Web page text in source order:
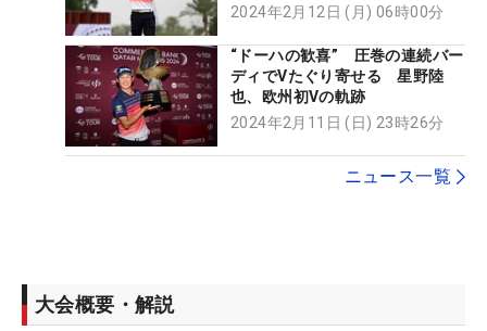
2024年2月12日 (月) 06時00分
“ドーハの歓喜” 圧巻の連続バー
ディでVたぐり寄せる 星野陸
也、欧州初Vの軌跡
2024年2月11日 (日) 23時26分
ニュース一覧
大会概要・解説